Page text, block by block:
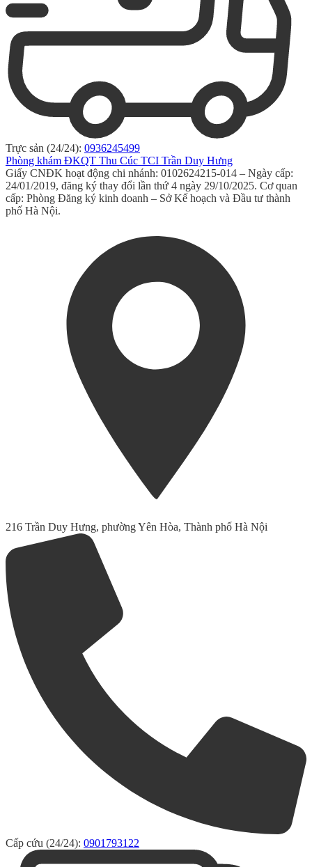
Trực sản (24/24): 0936245499
Phòng khám ĐKQT Thu Cúc TCI Trần Duy Hưng
Giấy CNĐK hoạt động chi nhánh: 0102624215-014 – Ngày cấp:
24/01/2019, đăng ký thay đổi lần thứ 4 ngày 29/10/2025. Cơ quan
cấp: Phòng Đăng ký kinh doanh – Sở Kế hoạch và Đầu tư thành
phố Hà Nội.
216 Trần Duy Hưng, phường Yên Hòa, Thành phố Hà Nội
Cấp cứu (24/24): 0901793122